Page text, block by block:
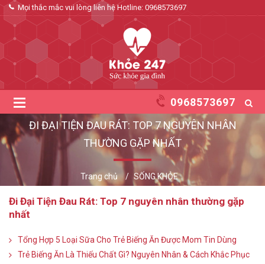
Mọi thắc mắc vui lòng liên hệ Hotline: 0968573697
0968573697
ĐI ĐẠI TIỆN ĐAU RÁT: TOP 7 NGUYÊN NHÂN
THƯỜNG GẶP NHẤT
Trang chủ SỐNG KHỎE
Đi Đại Tiện Đau Rát: Top 7 nguyên nhân thường gặp
nhất
Tổng Hợp 5 Loại Sữa Cho Trẻ Biếng Ăn Được Mom Tin Dùng
Trẻ Biếng Ăn Là Thiếu Chất Gì? Nguyên Nhân & Cách Khắc Phục